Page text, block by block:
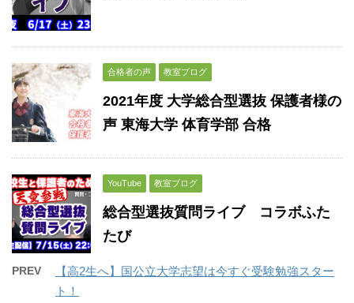
合格者の声 教室ブログ
2021年度 大学総合型選抜 保護者様の
声 東海大学 体育学部 合格
YouTube 教室ブログ
総合型選抜質問ライブ コラボふた
たび
PREV
【高2生へ】国公立大学志望は今すぐ受験勉強スター
ト！